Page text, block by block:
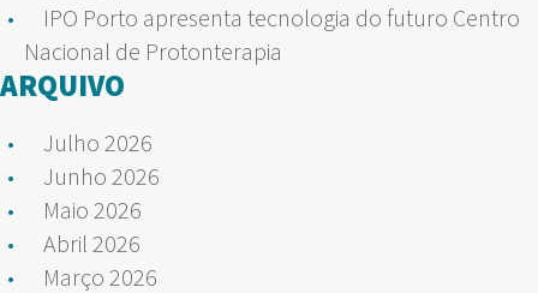
IPO Porto apresenta tecnologia do futuro Centro
Nacional de Protonterapia
ARQUIVO
Julho 2026
Junho 2026
Maio 2026
Abril 2026
Março 2026